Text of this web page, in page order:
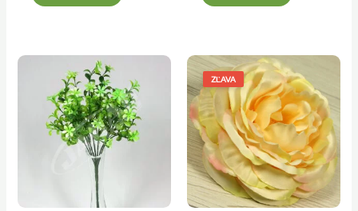
ZĽAVA
Pôvodná
cena
bola:
0,39 €.
Aktuálna
cena
je:
0,35 €.